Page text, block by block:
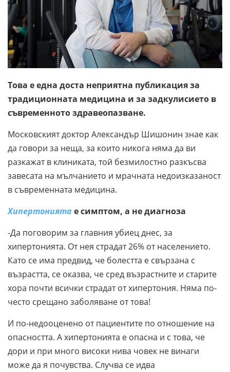
Това е една доста неприятна публикация за
традиционната медицина и за задкулисието в
съвременното здравеопазване.
Московският доктор Александър Шишонин знае как
да говори за неща, за които никога няма да ви
разкажат в клиниката, той безмилостно разкъсва
завесата на мълчанието и мрачната недоизказаност
в съвременната медицина.
Хипертонията е симптом, а не диагноза
-Да поговорим за главния убиец днес, за
хипертонията. От нея страдат 26% от населението.
Като се има предвид, че болестта е свързана с
възрастта, се оказва, че сред възрастните и старите
хора почти всички страдат от хипертония. Няма по-
често срещано заболяване от това!
И по-недооценено от пациентите по отношение на
опасността. А хипертонията е опасна и с това, че
дори и при много високи нива човек не винаги
може да я почувства. Случва се идва